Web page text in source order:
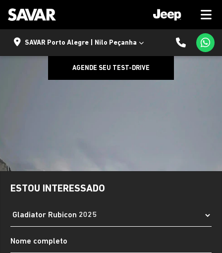
SAVAR Porto Alegre | Nilo Peçanha
ESTOU INTERESSADO
AGENDE SEU TEST-DRIVE